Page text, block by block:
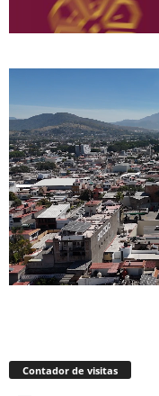
Contador de visitas